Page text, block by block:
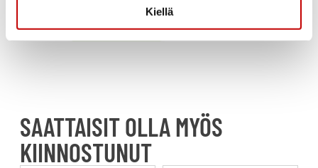
Kiellä
SAATTAISIT OLLA MYÖS
KIINNOSTUNUT